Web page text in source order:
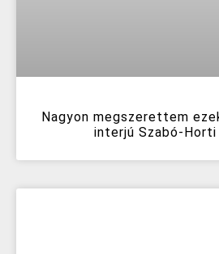
Nagyon megszerettem
interjú Szabó-Horti